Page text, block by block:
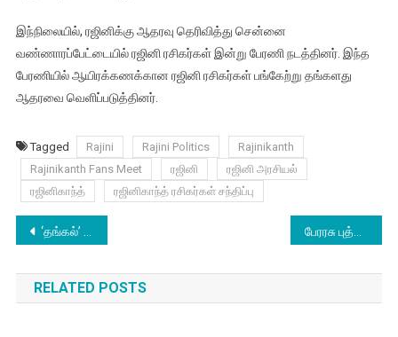
இந்நிலையில், ரஜினிக்கு ஆதரவு தெரிவித்து சென்னை
வண்ணாரப்பேட்டையில் ரஜினி ரசிகர்கள் இன்று பேரணி நடத்தினர். இந்த
பேரணியில் ஆயிரக்கணக்கான ரஜினி ரசிகர்கள் பங்கேற்று தங்களது
ஆதரவை வெளிப்படுத்தினர்.
Tagged Rajini Rajini Politics
Rajinikanth
Rajinikanth Fans Meet
ரஜினி
ரஜினி அரசியல்
ரஜினிகாந்த்
ரஜினிகாந்த் ரசிகர்கள் சந்திப்பு
Post
navigation
‘தங்கல்’ – சீன வசூலில் புதிய சாதனை பேரரசு புத்தக வெளியீட்டு விழா, பாரதிராஜா பரபரப்புப் பேச்சு
RELATED POSTS